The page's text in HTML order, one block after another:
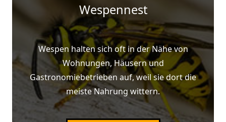
Wespennest
Wespen halten sich oft in der Nähe von
Wohnungen, Häusern und
Gastronomiebetrieben auf, weil sie dort die
meiste Nahrung wittern.